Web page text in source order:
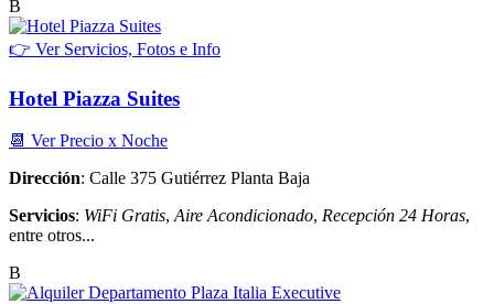
B
👉 Ver Servicios, Fotos e Info
Hotel Piazza Suites
📆 Ver Precio x Noche
Dirección: Calle 375 Gutiérrez Planta Baja
Servicios: WiFi Gratis,Aire Acondicionado, Recepción 24 Horas,
entre otros...
B